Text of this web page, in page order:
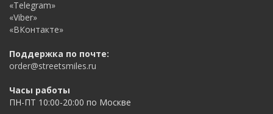
«Telegram»
«Viber»
«ВКонтакте»
Поддержка по почте:
order@streetsmiles.ru
Часы работы
ПН-ПТ 10:00-20:00 по Москве